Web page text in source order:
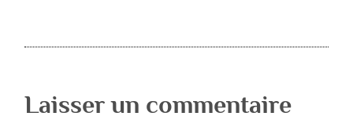
Laisser un commentaire